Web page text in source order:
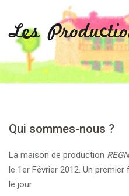
Les
Qui sommes-nous ?
La maison de production
le 1er Février 2012. Un
le jour.